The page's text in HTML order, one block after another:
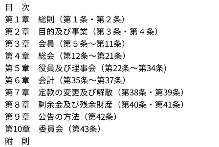
目 次
第１章 総則（第１条・第２条）
第２章 目的及び事業（第３条・第４条）
第３章 会員（第５条～第11条）
第４章 総会（第12条～第21条）
第５章 役員及び理事会（第22条～第34条)
第６章 会計（第35条～第37条）
第７章 定款の変更及び解散（第38条・第39条）
第８章 剰余金及び残余財産（第40条・第41条）
第９章 公告の方法（第42条）
第10章 委員会（第43条）
附 則